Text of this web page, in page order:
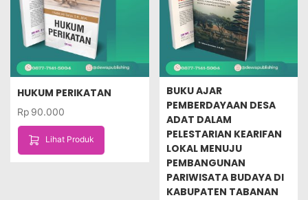
HUKUM PERIKATAN
Rp 90.000
Lihat Produk
BUKU AJAR
PEMBERDAYAAN DESA
ADAT DALAM
PELESTARIAN KEARIFAN
LOKAL MENUJU
PEMBANGUNAN
PARIWISATA BUDAYA DI
KABUPATEN TABANAN